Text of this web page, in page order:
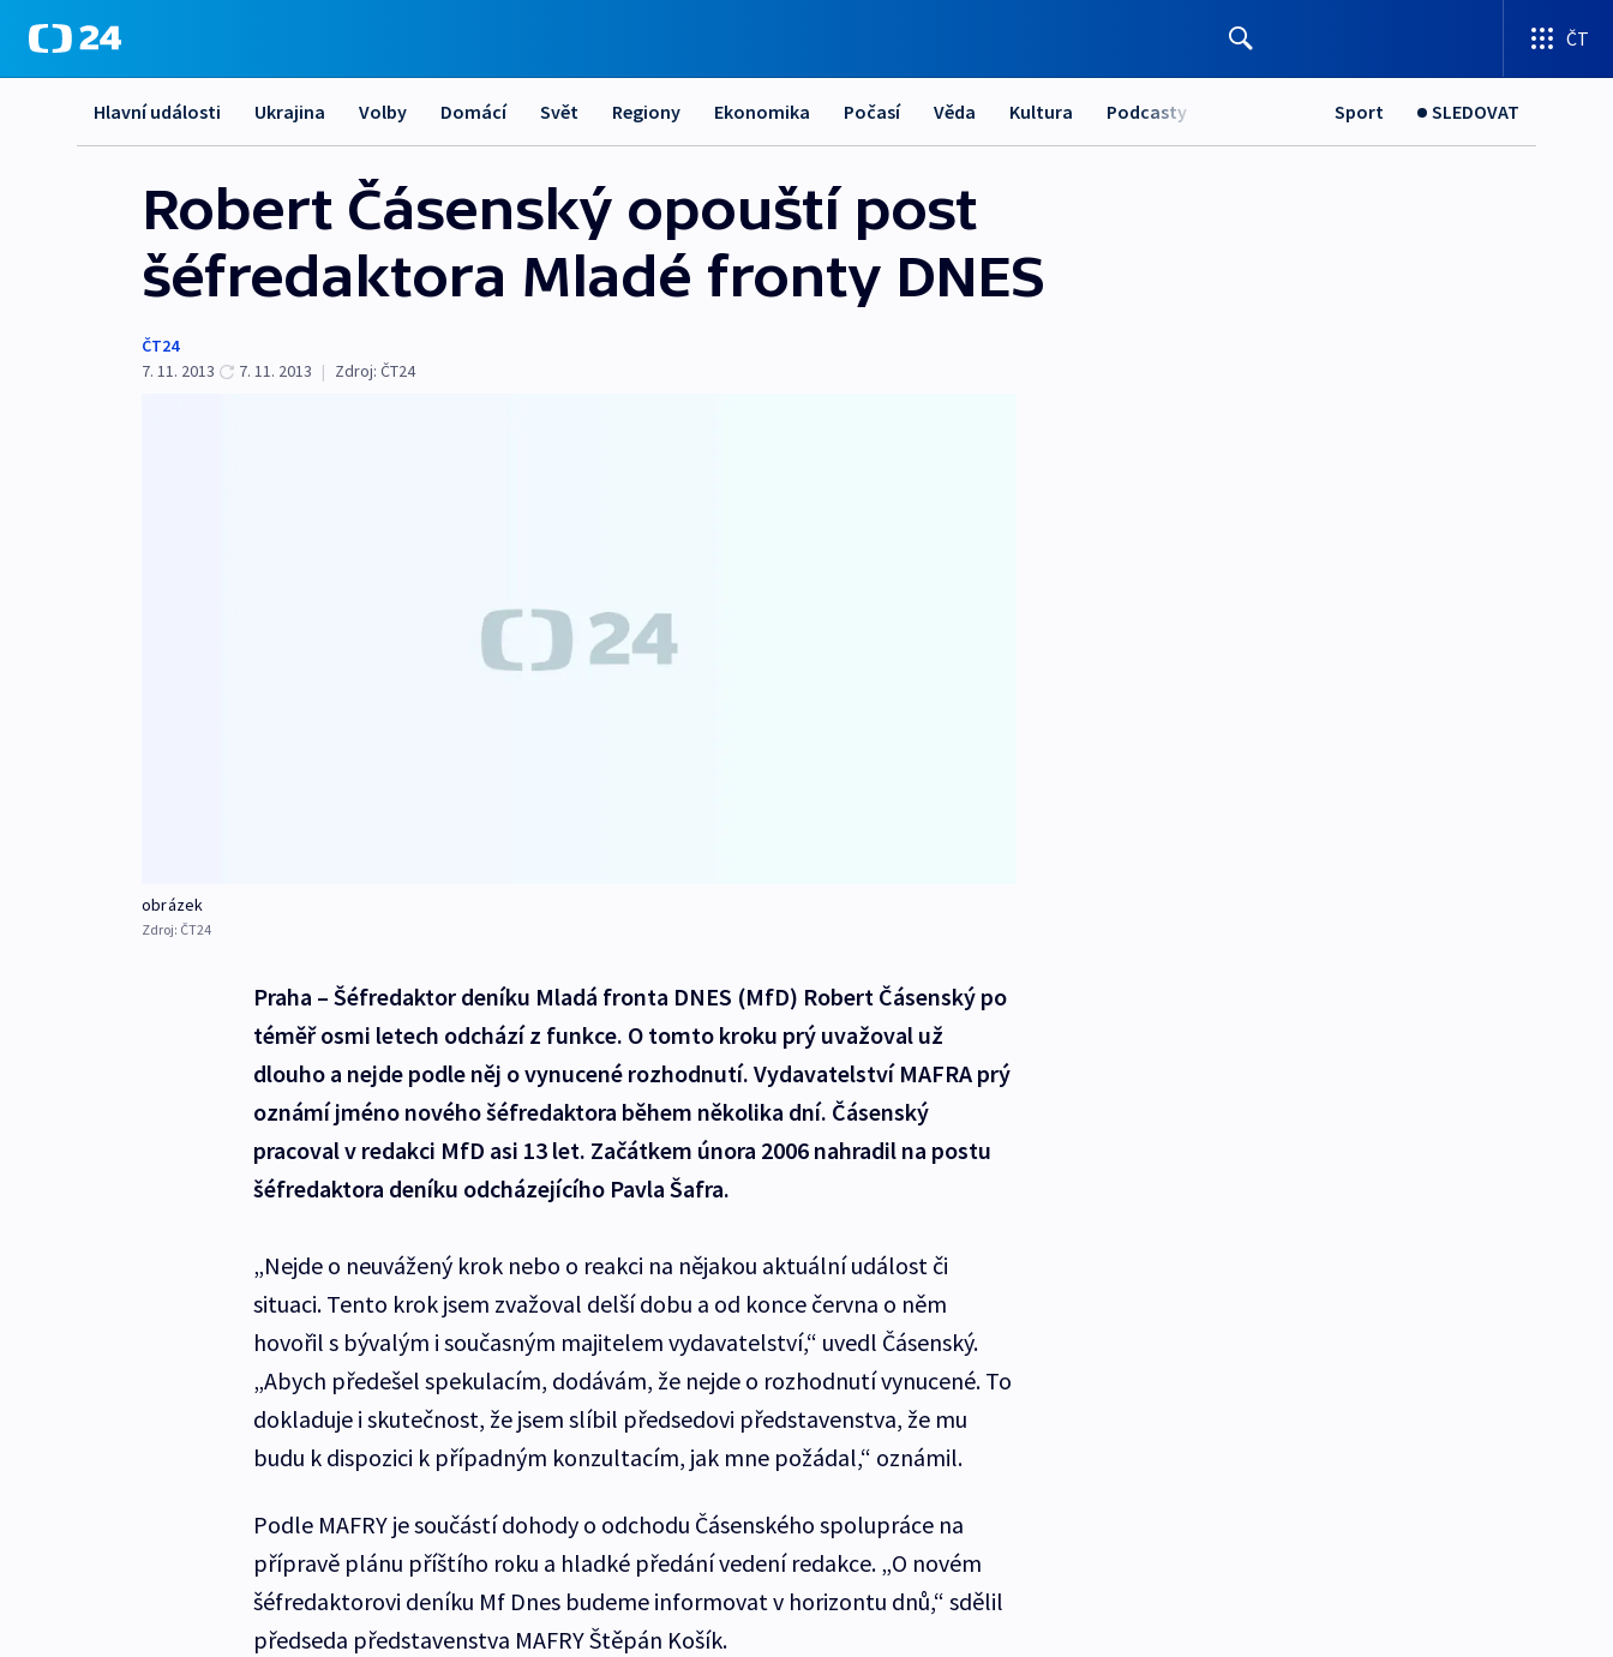
ČT
Hlavní události Ukrajina Volby Domácí Svět Regiony Ekonomika Počasí Věda Kultura Podcasty Sport SLEDOVAT
Robert Čásenský opouští post
šéfredaktora Mladé fronty DNES
ČT24
7. 11. 2013
7. 11. 2013 | Zdroj: ČT24
obrázek
Zdroj: ČT24
Praha – Šéfredaktor deníku Mladá fronta DNES (MfD) Robert Čásenský po
téměř osmi letech odchází z funkce. O tomto kroku prý uvažoval už
dlouho a nejde podle něj o vynucené rozhodnutí. Vydavatelství MAFRA prý
oznámí jméno nového šéfredaktora během několika dní. Čásenský
pracoval v redakci MfD asi 13 let. Začátkem února 2006 nahradil na postu
šéfredaktora deníku odcházejícího Pavla Šafra.
„Nejde o neuvážený krok nebo o reakci na nějakou aktuální událost či
situaci. Tento krok jsem zvažoval delší dobu a od konce června o něm
hovořil s bývalým i současným majitelem vydavatelství,“ uvedl Čásenský.
„Abych předešel spekulacím, dodávám, že nejde o rozhodnutí vynucené. To
dokladuje i skutečnost, že jsem slíbil předsedovi představenstva, že mu
budu k dispozici k případným konzultacím, jak mne požádal,“ oznámil.
Podle MAFRY je součástí dohody o odchodu Čásenského spolupráce na
přípravě plánu příštího roku a hladké předání vedení redakce. „O novém
šéfredaktorovi deníku Mf Dnes budeme informovat v horizontu dnů,“ sdělil
předseda představenstva MAFRY Štěpán Košík.